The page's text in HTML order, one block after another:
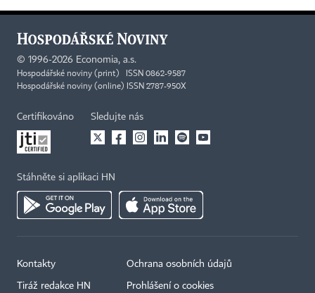
© 1996-2026 Economia, a.s.
Hospodářské noviny (print) ISSN 0862-9587
Hospodářské noviny (online) ISSN 2787-950X
Certifikováno Sledujte nás
Stáhněte si aplikaci HN
Kontakty
Tiráž redakce HN
Ochrana osobních údajů
Prohlášení o cookies